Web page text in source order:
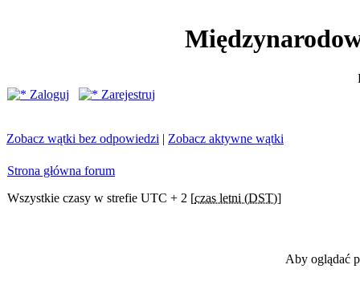
Zaloguj
Zarejestruj
Zobacz wątki bez odpowiedzi | Zobacz aktywne wątki
Strona główna forum
Wszystkie czasy w strefie UTC + 2 [czas letni (DST)]
Aby oglądać